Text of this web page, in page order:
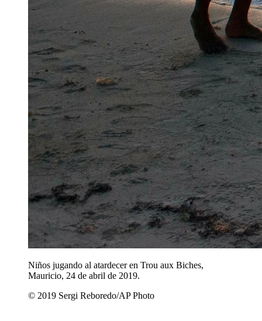
Niños jugando al atardecer en Trou aux Biches,
Mauricio, 24 de abril de 2019.
© 2019 Sergi Reboredo/AP Photo